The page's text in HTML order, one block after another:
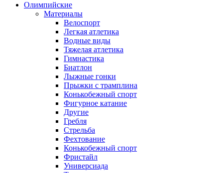
Олимпийские
Материалы
Велоспорт
Легкая атлетика
Водные виды
Тяжелая атлетика
Гимнастика
Биатлон
Лыжные гонки
Прыжки с трамплина
Конькобежный спорт
Фигурное катание
Другие
Гребля
Стрельба
Фехтование
Конькобежный спорт
Фристайл
Универсиада